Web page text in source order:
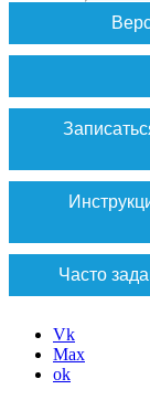
Часто
Vk
Max
ok